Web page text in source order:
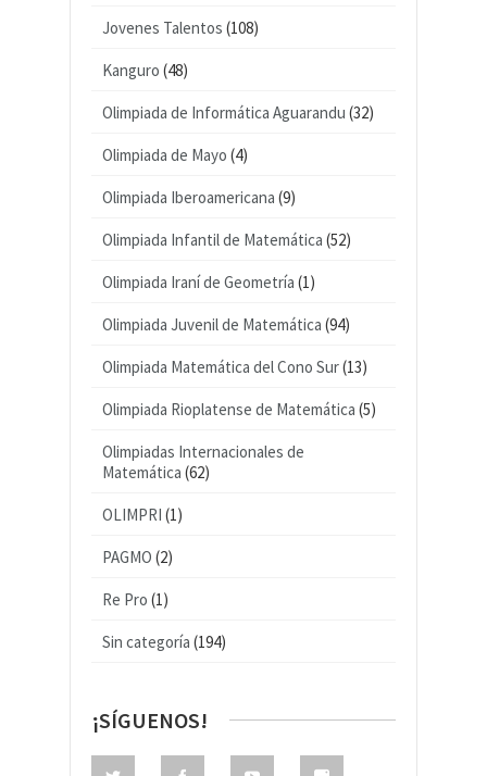
Jovenes Talentos (108)
Kanguro (48)
Olimpiada de Informática Aguarandu (32)
Olimpiada de Mayo (4)
Olimpiada Iberoamericana (9)
Olimpiada Infantil de Matemática (52)
Olimpiada Iraní de Geometría (1)
Olimpiada Juvenil de Matemática (94)
Olimpiada Matemática del Cono Sur(13)
Olimpiada Rioplatense de Matemática (5)
Olimpiadas Internacionales de
Matemática (62)
OLIMPRI (1)
PAGMO (2)
Re Pro (1)
Sin categoría (194)
¡SÍGUENOS!